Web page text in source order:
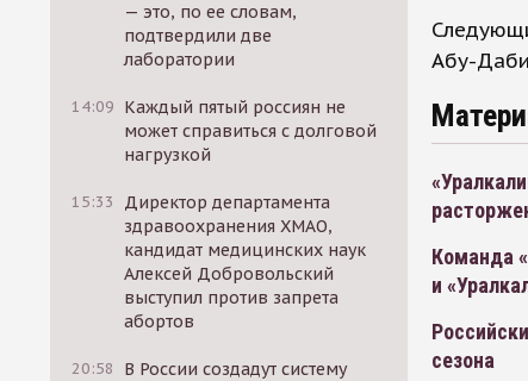
— это, по ее словам,
подтвердили две
лаборатории
14:09 Каждый пятый россиян не
может справиться с долговой
нагрузкой
15:33
Директор департамента
здравоохранения ХМАО,
кандидат медицинских наук
Алексей Добровольский
выступил против запрета
абортов
20:58
В России создадут систему
Абу-
Команда
и
сезона